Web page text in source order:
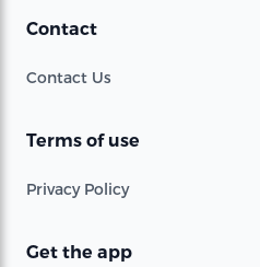
Contact
Contact Us
Terms of use
Privacy Policy
Get the app